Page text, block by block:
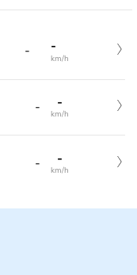
- -
km/h
- -
km/h
- -
km/h